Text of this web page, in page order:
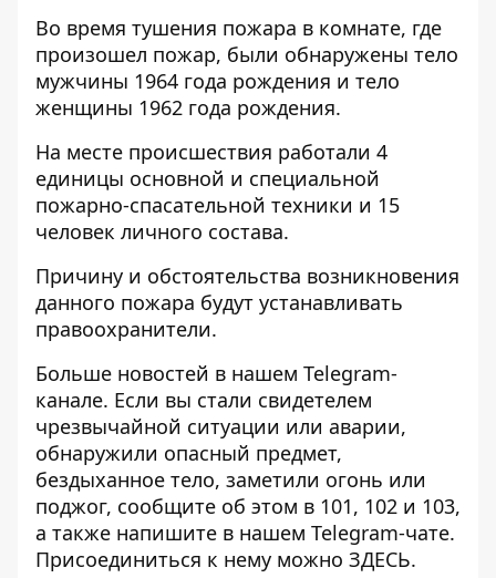
Во время тушения пожара в комнате, где
произошел пожар, были обнаружены тело
мужчины 1964 года рождения и тело
женщины 1962 года рождения.
На месте происшествия работали 4
единицы основной и специальной
пожарно-спасательной техники и 15
человек личного состава.
Причину и обстоятельства возникновения
данного пожара будут устанавливать
правоохранители.
Больше новостей в нашем Telegram-
канале. Если вы стали свидетелем
чрезвычайной ситуации или аварии,
обнаружили опасный предмет,
бездыханное тело, заметили огонь или
поджог, сообщите об этом в 101, 102 и 103,
а также напишите в нашем Telegram-чате.
Присоединиться к нему можно ЗДЕСЬ.